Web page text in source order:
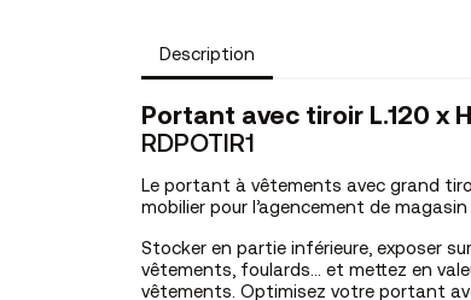
Description
Portant avec tiroir L.120 x
RDPOTIR1
Le portant à vêtements avec grand
mobilier pour l’agencement de
Stocker en partie inférieure, exposer
vêtements, foulards... et mettez en
vêtements. Optimisez votre portant